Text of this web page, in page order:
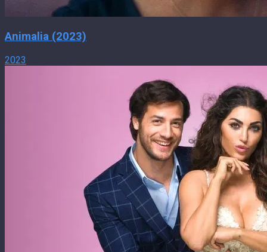
Animalia (2023)
2023